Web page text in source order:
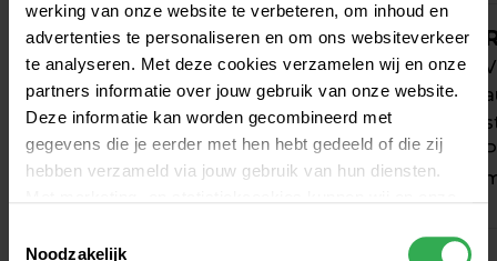
werking van onze website te verbeteren, om inhoud en
advertenties te personaliseren en om ons websiteverkeer
te analyseren. Met deze cookies verzamelen wij en onze
partners informatie over jouw gebruik van onze website.
Deze informatie kan worden gecombineerd met
gegevens die je eerder met hen hebt gedeeld of die zij
hebben verzameld via jouw gebruik van hun diensten.
onze website aan de hand van unieke identificatoren,
Noodzakelijk
Aanmelden
Kies uit voordelige en flexibele tarieven, al
vanaf € 0 / maand. Verandert je rijgedrag?
Dan wijzig je jouw tarief maandelijks
zonder extra kosten.